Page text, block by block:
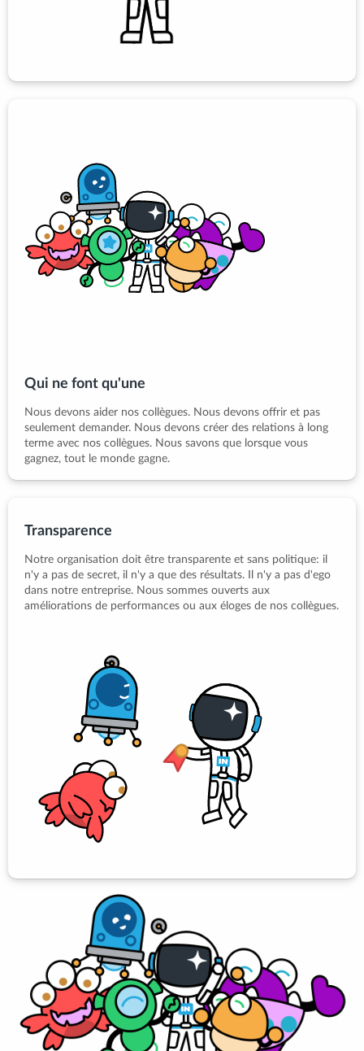
Qui ne font qu'une
Nous devons aider nos collègues. Nous devons offrir et pas
seulement demander. Nous devons créer des relations à long
terme avec nos collègues. Nous savons que lorsque vous
gagnez, tout le monde gagne.
Transparence
Notre organisation doit être transparente et sans politique: il
n'y a pas de secret, il n'y a que des résultats. Il n'y a pas d'ego
dans notre entreprise. Nous sommes ouverts aux
améliorations de performances ou aux éloges de nos collègues.